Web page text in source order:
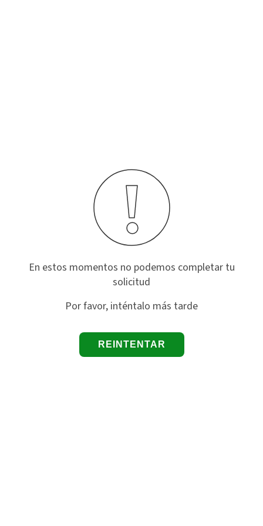
En estos momentos no podemos completar tu
solicitud
Por favor, inténtalo más tarde
REINTENTAR